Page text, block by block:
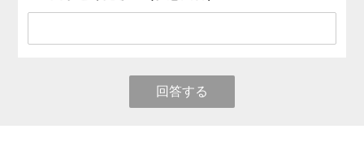
回答する